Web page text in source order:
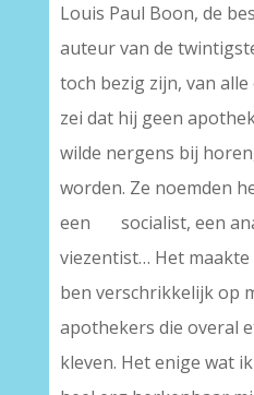
Louis Paul Boon, de
auteur van de
toch bezig zijn, van
zei dat hij geen
wilde nergens bij
worden. Ze noemden
een socialist, een
viezentist… Het
ben verschrikkelijk op
apothekers die overal
kleven. Het enige wat